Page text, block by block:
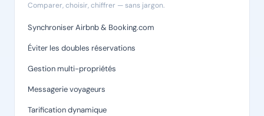
Comparer, choisir, chiffrer — sans jargon.
Synchroniser Airbnb & Booking.com
Éviter les doubles réservations
Gestion multi-propriétés
Messagerie voyageurs
Tarification dynamique